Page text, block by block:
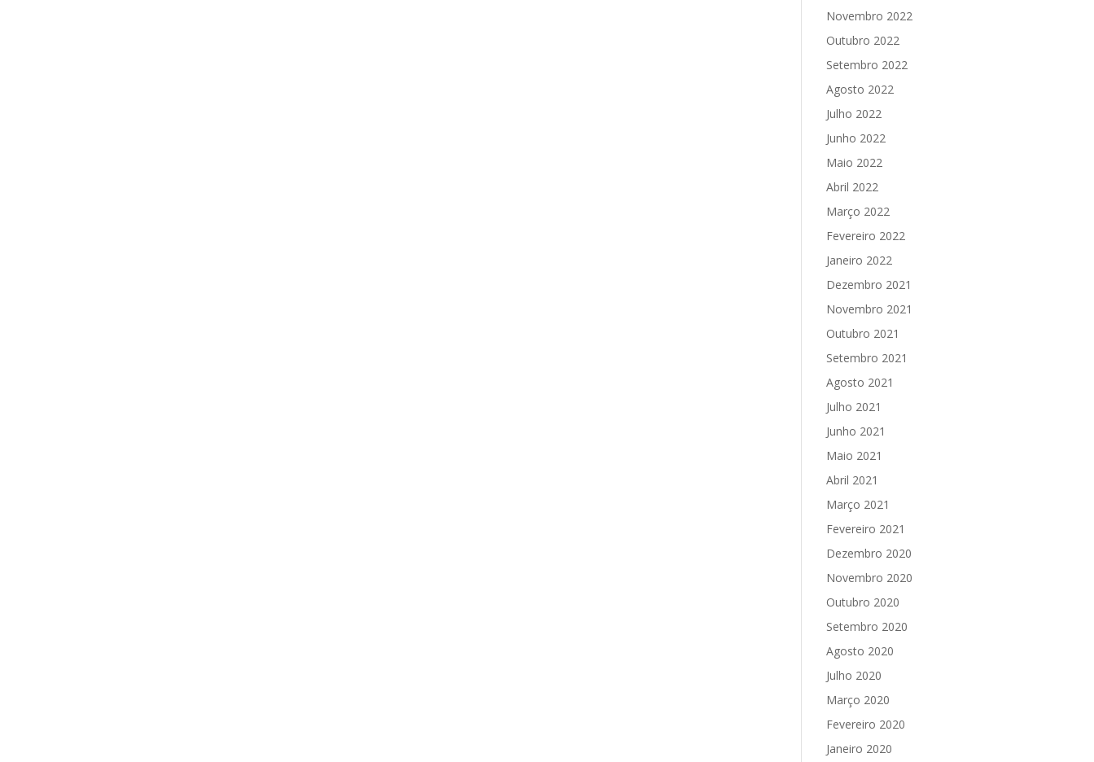
Novembro 2022
Outubro 2022
Setembro 2022
Agosto 2022
Julho 2022
Junho 2022
Maio 2022
Abril 2022
Março 2022
Fevereiro 2022
Janeiro 2022
Dezembro 2021
Novembro 2021
Outubro 2021
Setembro 2021
Agosto 2021
Julho 2021
Junho 2021
Maio 2021
Abril 2021
Março 2021
Fevereiro 2021
Dezembro 2020
Novembro 2020
Outubro 2020
Setembro 2020
Agosto 2020
Julho 2020
Março 2020
Fevereiro 2020
Janeiro 2020